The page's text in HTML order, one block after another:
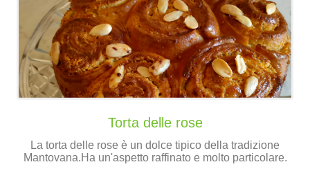
Torta delle rose
La torta delle rose è un dolce tipico della tradizione
Mantovana.Ha un'aspetto raffinato e molto particolare.